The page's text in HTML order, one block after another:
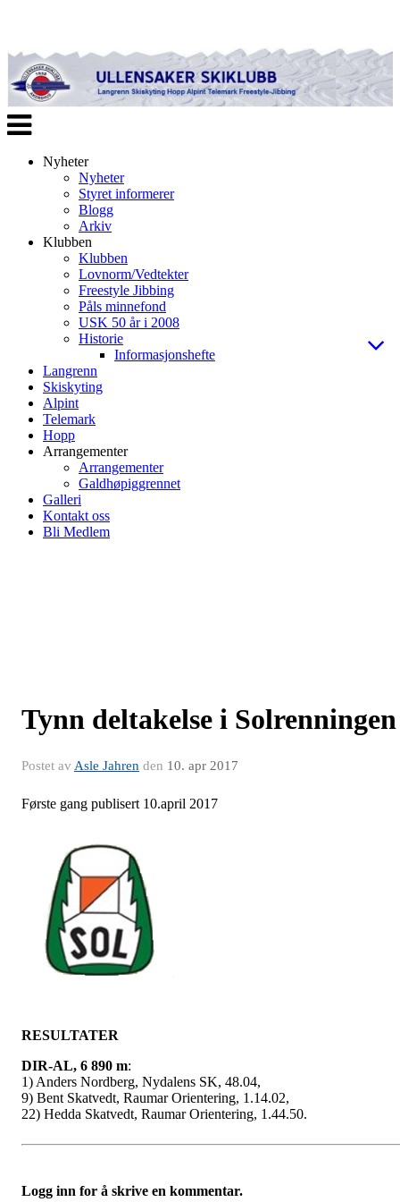
Veksle
navigasjon
Nyheter
Nyheter
Styret informerer
Blogg
Arkiv
Klubben
Klubben
Lovnorm/Vedtekter
Freestyle Jibbing
Påls minnefond
USK 50 år i 2008
Historie
Informasjonshefte
Langrenn
Skiskyting
Alpint
Telemark
Hopp
Arrangementer
Arrangementer
Galdhøpiggrennet
Galleri
Kontakt oss
Bli Medlem
Tynn deltakelse i Solrenningen
Postet av Asle Jahren den 10. apr 2017
Første gang publisert 10.april 2017
RESULTATER
DIR-AL, 6 890 m:
1) Anders Nordberg, Nydalens SK, 48.04,
9) Bent Skatvedt, Raumar Orientering, 1.14.02,
22) Hedda Skatvedt, Raumar Orientering, 1.44.50.
Logg inn for å skrive en kommentar.